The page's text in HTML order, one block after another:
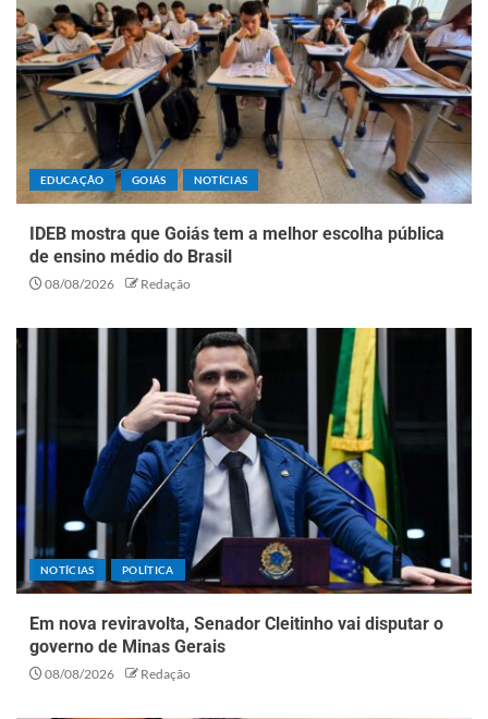
EDUCAÇÃO GOIÁS NOTÍCIAS
IDEB mostra que Goiás tem a melhor escolha pública
de ensino médio do Brasil
08/08/2026 Redação
NOTÍCIAS POLÍTICA
Em nova reviravolta, Senador Cleitinho vai disputar o
governo de Minas Gerais
08/08/2026 Redação